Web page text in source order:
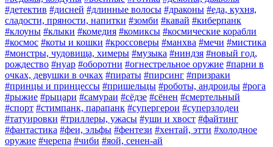
#детектив #дисней #длинные волосы #драконы #еда, кухня,
сладости, пряности, напитки #зомби #кавай #киберпанк
#клоуны #клыки #комедия #комиксы #космические корабли
#космос #коты и кошки #кроссоверы #манхва #мечи #мистика
#монстры, чудовища, химеры #музыка #ниндзя #новый год,
рождество #нуар #оборотни #огнестрельное оружие #парни в
очках, девушки в очках #пираты #пирсинг #призраки
#принцы и принцессы #пришельцы #роботы, андроиды #рога
#рыжие #рыцари #самураи #сёдзе #сёнен #смертельный
#спорт #стимпанк, парапанк #супергерои #суперзлодеи
#татуировки #триллеры, ужасы #уши и хвост #файтинг
#фантастика #феи, эльфы #фентези #хентай, этти #холодное
оружие #черепа #чиби #яой, сенен-ай